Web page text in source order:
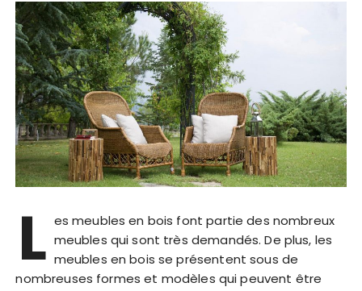
L es meubles en bois font partie des nombreux
meubles qui sont très demandés. De plus, les
meubles en bois se présentent sous de
nombreuses formes et modèles qui peuvent être